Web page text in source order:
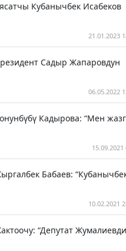
Кубанычбек Исабеков
21.01.2023
Садыр Жапаровдун
06.05.2022
Кадырова: “Мен
15.09.2021
Бабаев:
10.02.2021
“Депутат